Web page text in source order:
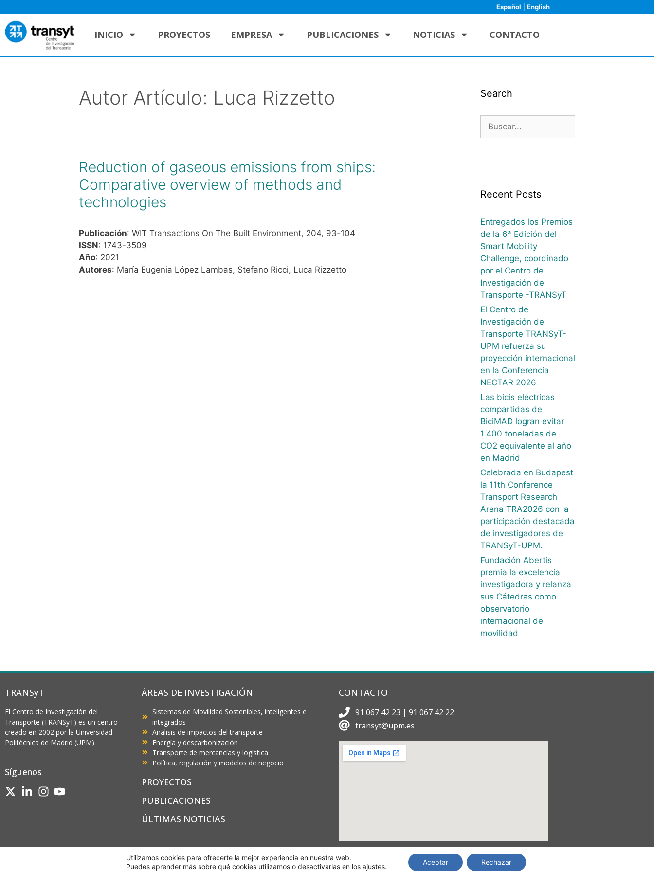
Español English
INICIO PROYECTOS EMPRESA PUBLICACIONES NOTICIAS CONTACTO
Autor Artículo: Luca Rizzetto
Reduction of gaseous emissions from ships:
Comparative overview of methods and
technologies
Publicación: WIT Transactions On The Built Environment, 204, 93-104
ISSN: 1743-3509
Año: 2021
Autores: María Eugenia López Lambas, Stefano Ricci, Luca Rizzetto
Search
Recent Posts
Entregados los Premios
de la 6ª Edición del
Smart Mobility
Challenge, coordinado
por el Centro de
Investigación del
Transporte -TRANSyT
El Centro de
Investigación del
Transporte TRANSyT-
UPM refuerza su
proyección internacional
en la Conferencia
NECTAR 2026
Las bicis eléctricas
compartidas de
BiciMAD logran evitar
1.400 toneladas de
CO2 equivalente al año
en Madrid
Celebrada en Budapest
la 11th Conference
Transport Research
Arena TRA2026 con la
participación destacada
de investigadores de
TRANSyT-UPM.
Fundación Abertis
premia la excelencia
investigadora y relanza
sus Cátedras como
observatorio
internacional de
movilidad
TRANSyT
El Centro de Investigación del
Transporte (TRANSyT) es un centro
creado en 2002 por la Universidad
Politécnica de Madrid (UPM).
Síguenos
ÁREAS DE INVESTIGACIÓN
Sistemas de Movilidad Sostenibles, inteligentes e
integrados
Análisis de impactos del transporte
Energía y descarbonización
Transporte de mercancías y logística
Política, regulación y modelos de negocio
PROYECTOS
PUBLICACIONES
ÚLTIMAS NOTICIAS
CONTACTO
91 067 42 23 | 91 067 42 22
transyt@upm.es
Copyright © 2024 TRANSyT.
Utilizamos cookies para ofrecerte la mejor experiencia en nuestra web.
Puedes aprender más sobre qué cookies utilizamos o desactivarlas en los ajustes.
Aceptar Rechazar